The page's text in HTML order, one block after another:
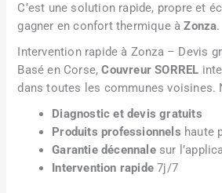
C’est une solution rapide, propre et
gagner en confort thermique àZonza.
Intervention rapide à Zonza – Devis
Basé en Corse,Couvreur SORREL
dans toutes les communes voisines.
Diagnostic et devis gratuits
Produits professionnels haute
Garantie décennalesur
Intervention rapide 7j/7